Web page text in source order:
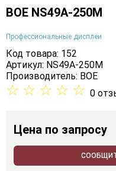
BOE NS49A-250M
Профессиональные дисплеи
Код товара: 152
Артикул: NS49A-250M
Производитель: BOE
☆ ☆ ☆ ☆ ☆ 0
Цена по запросу